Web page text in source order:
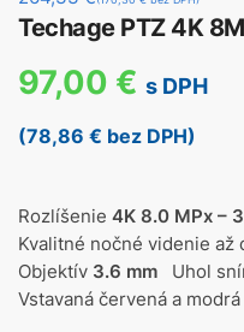
Techage PTZ 4K
97,00 € s DPH
(78,86 € bez DPH)
Rozlíšenie 4K 8.0 MPx –
Kvalitné nočné videnie až
Objektív 3.6 mm Uhol
Vstavaná červená a